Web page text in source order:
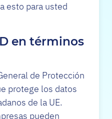
esto para usted
en términos
de Protección
protege los datos
de la UE.
pueden